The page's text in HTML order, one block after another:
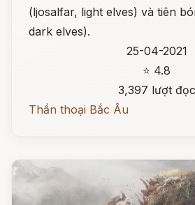
(ljosalfar, light elves) và tiên
dark elves).
25-04-2021
⭐ 4.8
3,397 lượt đọc
Thần thoại Bắc Âu